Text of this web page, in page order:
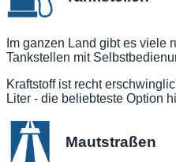
Im ganzen Land gibt es viele
Tankstellen mit
Kraftstoff ist recht
Liter - die beliebteste Option
Mautstraßen